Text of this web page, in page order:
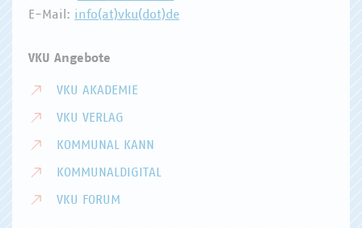
E-Mail: info(at)vku(dot)de
VKU Angebote
VKU AKADEMIE
VKU VERLAG
KOMMUNAL KANN
KOMMUNALDIGITAL
VKU FORUM